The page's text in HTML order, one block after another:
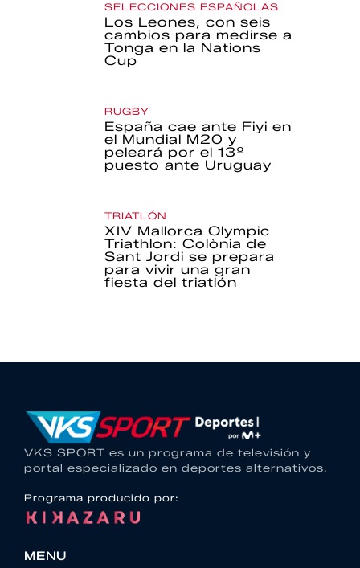
SELECCIONES ESPAÑOLAS
Los Leones, con seis
cambios para medirse a
Tonga en la Nations
Cup
RUGBY
España cae ante Fiyi en
el Mundial M20 y
peleará por el 13º
puesto ante Uruguay
TRIATLÓN
XIV Mallorca Olympic
Triathlon: Colònia de
Sant Jordi se prepara
para vivir una gran
fiesta del triatlón
VKS SPORT es un programa de televisión y
portal especializado en deportes alternativos.
Programa producido por:
MENU